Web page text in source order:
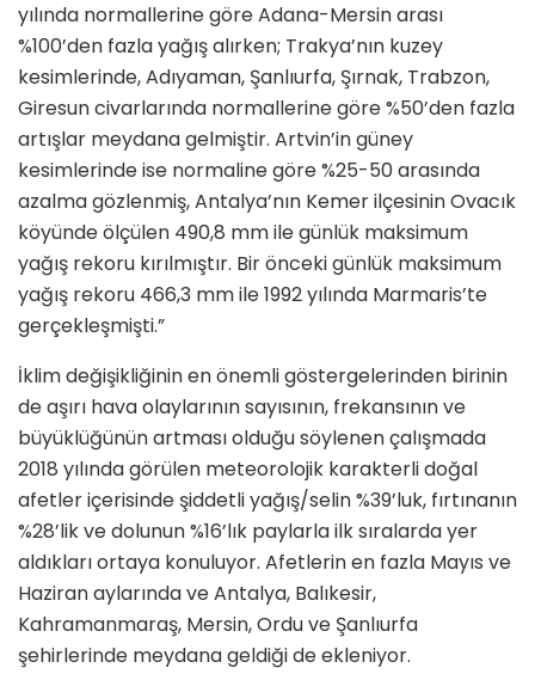
yılında normallerine göre Adana-Mersin arası
%100’den fazla yağış alırken; Trakya’nın kuzey
kesimlerinde, Adıyaman, Şanlıurfa, Şırnak, Trabzon,
Giresun civarlarında normallerine göre %50’den fazla
artışlar meydana gelmiştir. Artvin’in güney
kesimlerinde ise normaline göre %25-50 arasında
azalma gözlenmiş, Antalya’nın Kemer ilçesinin Ovacık
köyünde ölçülen 490,8 mm ile günlük maksimum
yağış rekoru kırılmıştır. Bir önceki günlük maksimum
yağış rekoru 466,3 mm ile 1992 yılında Marmaris’te
gerçekleşmişti.”
İklim değişikliğinin en önemli göstergelerinden birinin
de aşırı hava olaylarının sayısının, frekansının ve
büyüklüğünün artması olduğu söylenen çalışmada
2018 yılında görülen meteorolojik karakterli doğal
afetler içerisinde şiddetli yağış/selin %39’luk, fırtınanın
%28’lik ve dolunun %16’lık paylarla ilk sıralarda yer
aldıkları ortaya konuluyor. Afetlerin en fazla Mayıs ve
Haziran aylarında ve Antalya, Balıkesir,
Kahramanmaraş, Mersin, Ordu ve Şanlıurfa
şehirlerinde meydana geldiği de ekleniyor.